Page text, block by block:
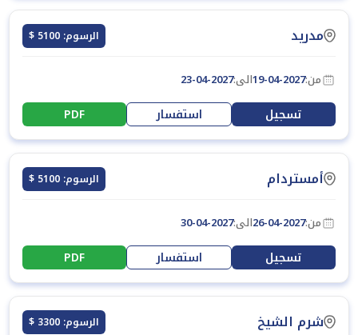
مدريد الرسوم: 5100 $
من:19-04-2027الى:23-04-2027
تسجيل استفسار PDF
أمستردام الرسوم: 5100 $
من:26-04-2027الى:30-04-2027
تسجيل استفسار PDF
شرم الشيخ الرسوم: 3300 $